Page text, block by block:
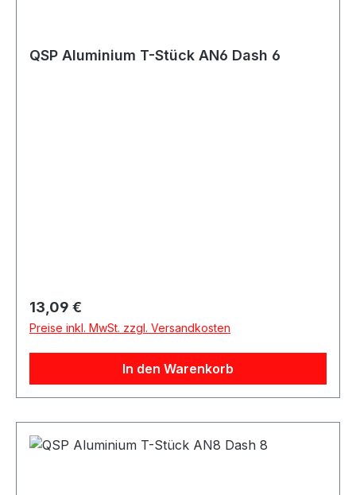
QSP Aluminium T-Stück AN6 Dash 6
Regulärer Preis:
13,09 €
Preise inkl. MwSt. zzgl. Versandkosten
In den Warenkorb